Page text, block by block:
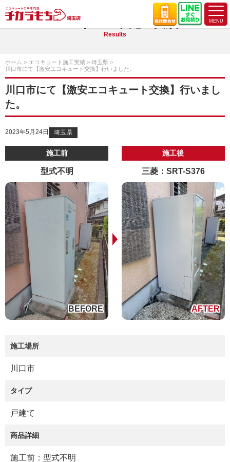
エコキュート施工実績
Results
ホーム エコキュート施工実績
埼玉県
川口市にて【激安エコキュート交換】行いました。
川口市にて【激安エコキュート交換】行いまし
た。
2023年5月24日 埼玉県
施工前
型式不明
施工後
三菱：SRT-S376
施工場所
川口市
タイプ
戸建て
商品詳細
施工前：型式不明